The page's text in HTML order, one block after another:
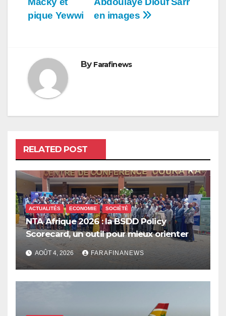
en images
pique Yewwi
By Farafinews
RELATED POST
ACTUALITÉS ECONOMIE SOCIÉTÉ
NTA Afrique 2026 : la BSDD Policy
Scorecard, un outil pour mieux orienter
les dépenses publiques
AOÛT 4, 2026 FARAFINANEWS